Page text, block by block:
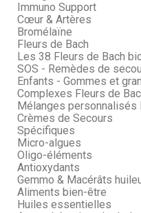
Immuno Support
Cœur & Artères
Bromélaïne
Fleurs de Bach
Les 38 Fleurs de Bach
SOS - Remèdes de
Enfants - Gommes et
Complexes Fleurs de
Mélanges personnalisés
Crèmes de Secours
Spécifiques
Micro-algues
Oligo-éléments
Antioxydants
Gemmo & Macérâts
Aliments bien-être
Huiles essentielles